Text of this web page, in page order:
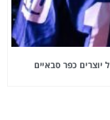
כפר סבאיים